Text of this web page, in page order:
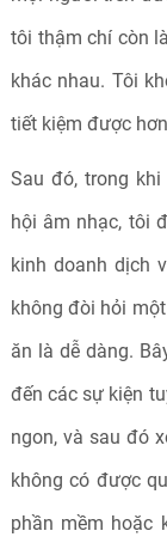
tôi thậm chí còn
khác nhau. Tôi
tiết kiệm được
Sau đó, trong
hội âm nhạc, tôi
kinh doanh dịch
không đòi hỏi
ăn là dễ dàng.
đến các sự kiện
ngon, và sau đó
không có được
phần mềm hoặc